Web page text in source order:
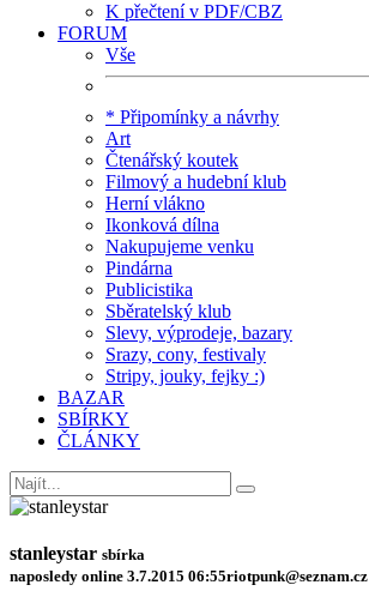
K přečtení v PDF/CBZ
FORUM
Vše
* Připomínky a návrhy
Art
Čtenářský koutek
Filmový a hudební klub
Herní vlákno
Ikonková dílna
Nakupujeme venku
Pindárna
Publicistika
Sběratelský klub
Slevy, výprodeje, bazary
Srazy, cony, festivaly
Stripy, jouky, fejky :)
BAZAR
SBÍRKY
ČLÁNKY
stanleystar sbírka
naposledy online 3.7.2015 06:55riotpunk@seznam.cz